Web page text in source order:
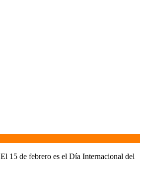
El 15 de febrero es el Día Internacional del